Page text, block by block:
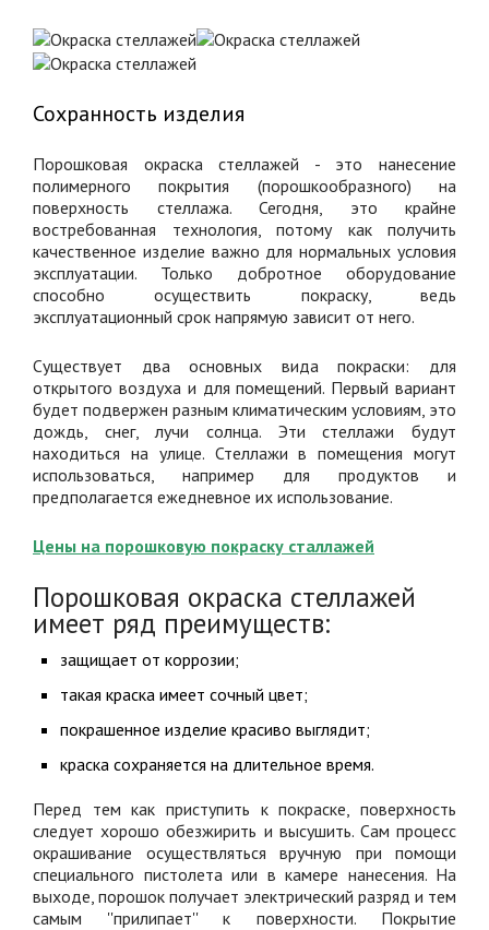
Сохранность изделия
Порошковая окраска стеллажей - это нанесение
полимерного покрытия (порошкообразного) на
поверхность стеллажа. Сегодня, это крайне
востребованная технология, потому как получить
качественное изделие важно для нормальных условия
эксплуатации. Только добротное оборудование
способно осуществить покраску, ведь
эксплуатационный срок напрямую зависит от него.
Существует два основных вида покраски: для
открытого воздуха и для помещений. Первый вариант
будет подвержен разным климатическим условиям, это
дождь, снег, лучи солнца. Эти стеллажи будут
находиться на улице. Стеллажи в помещения могут
использоваться, например для продуктов и
предполагается ежедневное их использование.
Цены на порошковую покраску сталлажей
Порошковая окраска стеллажей
имеет ряд преимуществ:
защищает от коррозии;
такая краска имеет сочный цвет;
покрашенное изделие красиво выглядит;
краска сохраняется на длительное время.
Перед тем как приступить к покраске, поверхность
следует хорошо обезжирить и высушить. Сам процесс
окрашивание осуществляться вручную при помощи
специального пистолета или в камере нанесения. На
выходе, порошок получает электрический разряд и тем
самым ''прилипает'' к поверхности. Покрытие